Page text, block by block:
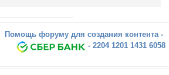
Помощь форуму для создания контента -
- 2204 1201 1431 6058